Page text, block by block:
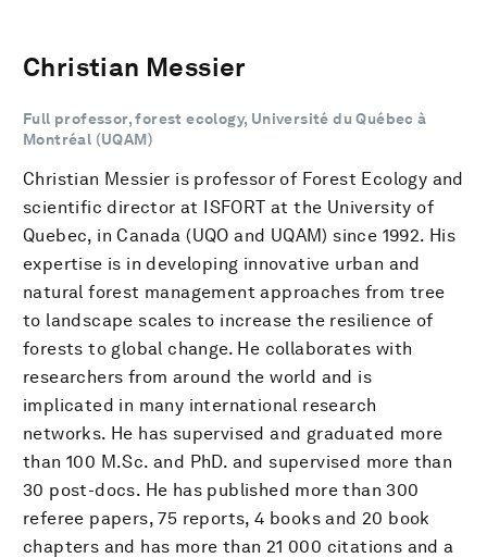
Christian Messier
Full professor, forest ecology, Université du Québec à
Montréal (UQAM)
Christian Messier is professor of Forest Ecology and
scientific director at ISFORT at the University of
Quebec, in Canada (UQO and UQAM) since 1992. His
expertise is in developing innovative urban and
natural forest management approaches from tree
to landscape scales to increase the resilience of
forests to global change. He collaborates with
researchers from around the world and is
implicated in many international research
networks. He has supervised and graduated more
than 100 M.Sc. and PhD. and supervised more than
30 post-docs. He has published more than 300
referee papers, 75 reports, 4 books and 20 book
chapters and has more than 21 000 citations and a